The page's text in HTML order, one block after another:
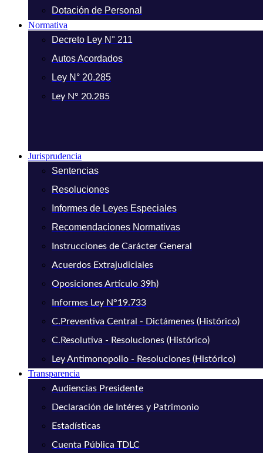
Dotación de Personal
Normativa
Decreto Ley N° 211
Autos Acordados
Ley N° 20.285
Ley N° 20.285
Jurisprudencia
Sentencias
Resoluciones
Informes de Leyes Especiales
Recomendaciones Normativas
Instrucciones de Carácter General
Acuerdos Extrajudiciales
Oposiciones Artículo 39h)
Informes Ley N°19.733
C.Preventiva Central - Dictámenes (Histórico)
C.Resolutiva - Resoluciones (Histórico)
Ley Antimonopolio - Resoluciones (Histórico)
Transparencia
Audiencias Presidente
Declaración de Intéres y Patrimonio
Estadísticas
Cuenta Pública TDLC